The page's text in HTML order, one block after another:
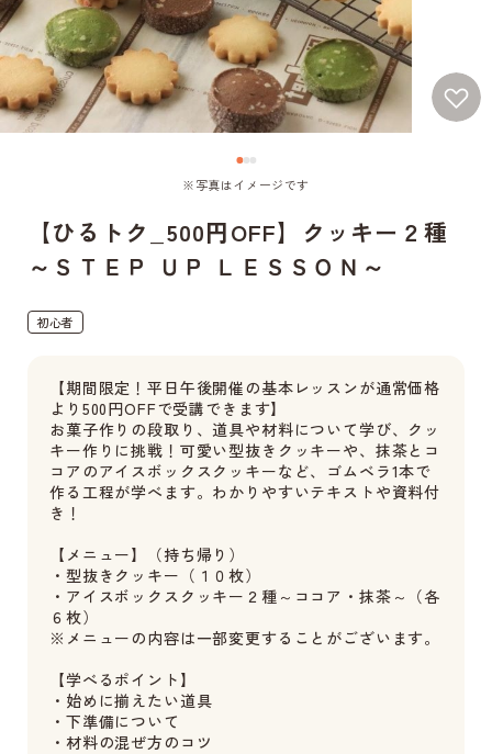
※写真はイメージです
【ひるトク_500円OFF】クッキー２種
～ＳＴＥＰ ＵＰ ＬＥＳＳＯＮ～
初心者
【期間限定！平日午後開催の基本レッスンが通常価格
より500円OFFで受講できます】
お菓子作りの段取り、道具や材料について学び、クッ
キー作りに挑戦！可愛い型抜きクッキーや、抹茶とコ
コアのアイスボックスクッキーなど、ゴムベラ1本で
作る工程が学べます。わかりやすいテキストや資料付
き！
【メニュー】（持ち帰り）
・型抜きクッキー（１０枚）
・アイスボックスクッキー２種～ココア・抹茶～（各
６枚）
※メニューの内容は一部変更することがございます。
【学べるポイント】
・始めに揃えたい道具
・下準備について
・材料の混ぜ方のコツ